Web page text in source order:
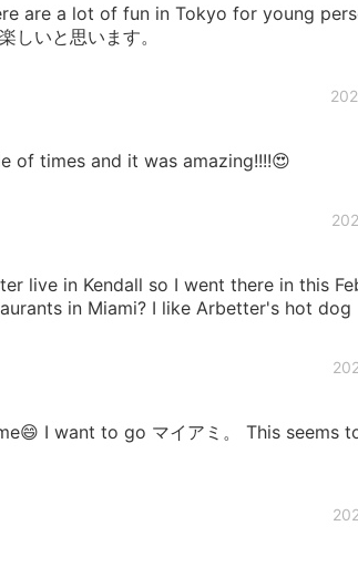
are a lot of fun in Tokyo for young
しいと思います。
of times and it was amazing!!!!😍
live in Kendall so I went there in this
in Miami? I like Arbetter's hot dog
I want to go マイアミ。 This seems